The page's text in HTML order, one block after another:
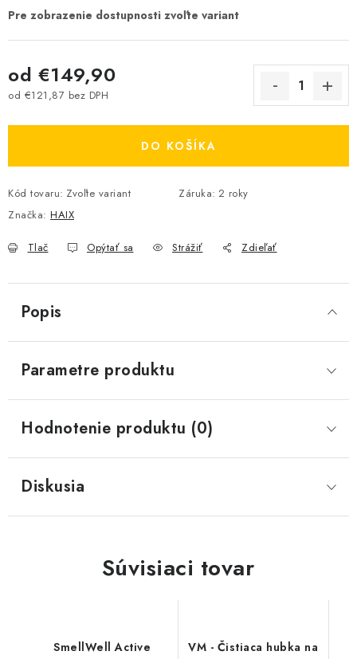
od €149,90
od €121,87 bez DPH
DO KOŠÍKA
Kód tovaru: Zvoľte variant Záruka: 2 roky
Značka: HAIX
Tlač Opýtať sa Strážiť Zdieľať
Popis
Parametre produktu
Hodnotenie produktu (0)
Diskusia
Súvisiaci tovar
SmellWell Active
VM - Čistiaca hubka na